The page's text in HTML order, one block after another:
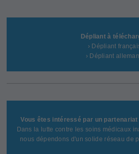
Dépliant à
› Dépliant
› Dépliant
Vous êtes intéressé par un
Dans la lutte contre les soins médicaux
nous dépendons d'un solide réseau de